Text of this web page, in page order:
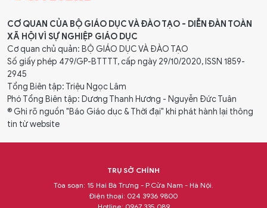
CƠ QUAN CỦA BỘ GIÁO DỤC VÀ ĐÀO TẠO - DIỄN ĐÀN TOÀN
XÃ HỘI VÌ SỰ NGHIỆP GIÁO DỤC
Cơ quan chủ quản: BỘ GIÁO DỤC VÀ ĐÀO TẠO
Số giấy phép 479/GP-BTTTT, cấp ngày 29/10/2020, ISSN 1859-
2945
Tổng Biên tập: Triệu Ngọc Lâm
Phó Tổng Biên tập: Dương Thanh Hương - Nguyễn Đức Tuân
® Ghi rõ nguồn "Báo Giáo dục & Thời đại" khi phát hành lại thông
tin từ website
TRỤ SỞ CHÍNH
Tòa soạn: 15 Hai Bà Trưng - P.Cửa Nam - Hà Nội.
Điện thoại: 024 3936 9800